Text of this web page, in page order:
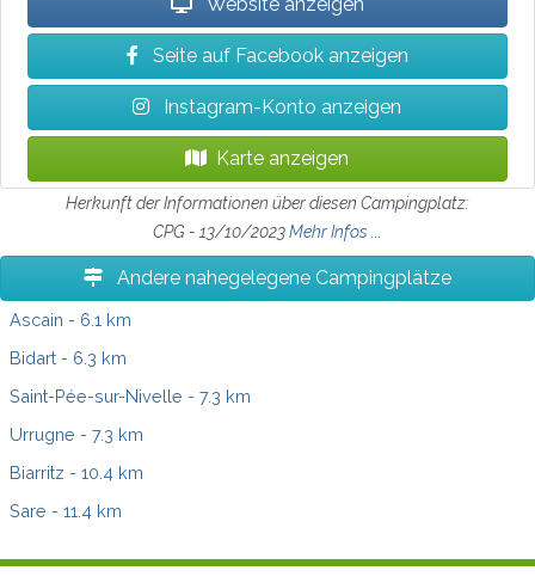
Seite auf Facebook anzeigen
Instagram-Konto anzeigen
Karte anzeigen
Herkunft der Informationen über diesen Campingplatz:
CPG - 13/10/2023Mehr Infos ...
Andere nahegelegene Campingplätze
Ascain - 6.1 km
Bidart - 6.3 km
Saint-Pée-sur-Nivelle - 7.3 km
Urrugne - 7.3 km
Biarritz - 10.4 km
Sare - 11.4 km